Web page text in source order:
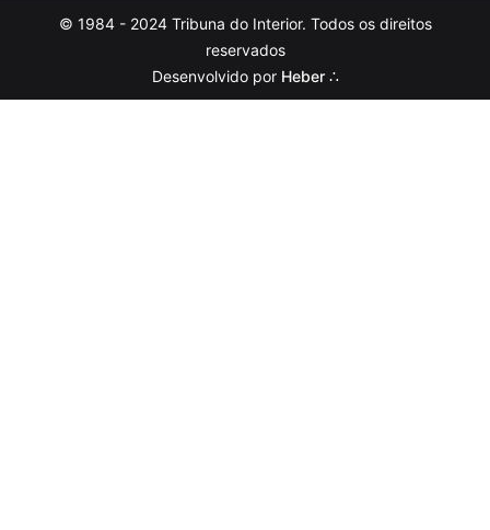
© 1984 - 2024 Tribuna do Interior. Todos os direitos
reservados
Desenvolvido por Heber ∴